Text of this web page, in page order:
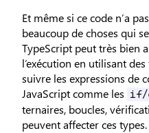
Et même si ce code n’a
beaucoup de choses qui
TypeScript peut très bien
l’exécution en utilisant
suivre les expressions de
JavaScript comme les
if/
ternaires, boucles,
peuvent affecter ces types.